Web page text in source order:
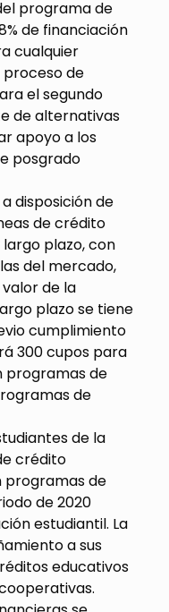
programa de
de financiación
cualquier
proceso de
el segundo
de alternativas
apoyo a los
posgrado
disposición de
de crédito
plazo, con
del mercado,
de la
plazo se tiene
cumplimiento
300 cupos para
programas de
de
de la
crédito
programas de
de 2020
estudiantil. La
a sus
educativos